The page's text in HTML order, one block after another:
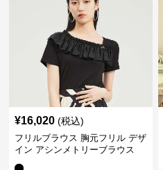
¥16,020 (税込)
フリルブラウス 胸元フリル デザ
イン アシンメトリーブラウス